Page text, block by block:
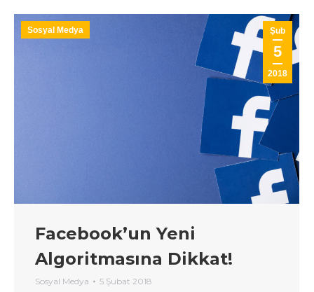
Şub
5
2018
Sosyal Medya
Facebook’un Yeni
Algoritmasına Dikkat!
Sosyal Medya 5 Şubat 2018